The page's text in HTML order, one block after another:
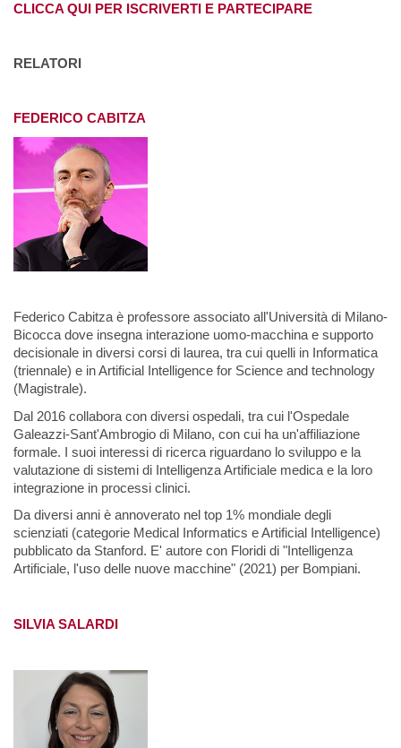
CLICCA QUI PER ISCRIVERTI E PARTECIPARE
RELATORI
FEDERICO CABITZA
Federico Cabitza è professore associato all'Università di Milano-
Bicocca dove insegna interazione uomo-macchina e supporto
decisionale in diversi corsi di laurea, tra cui quelli in Informatica
(triennale) e in Artificial Intelligence for Science and technology
(Magistrale).
Dal 2016 collabora con diversi ospedali, tra cui l'Ospedale
Galeazzi-Sant'Ambrogio di Milano, con cui ha un'affiliazione
formale. I suoi interessi di ricerca riguardano lo sviluppo e la
valutazione di sistemi di Intelligenza Artificiale medica e la loro
integrazione in processi clinici.
Da diversi anni è annoverato nel top 1% mondiale degli
scienziati (categorie Medical Informatics e Artificial Intelligence)
pubblicato da Stanford. E' autore con Floridi di "Intelligenza
Artificiale, l'uso delle nuove macchine" (2021) per Bompiani.
SILVIA SALARDI